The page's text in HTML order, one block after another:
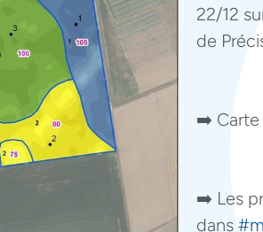
22/12
de
➡️ Carte
➡️ Les
dans